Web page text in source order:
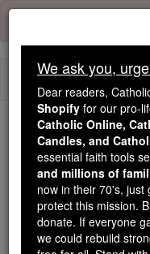
Skip
content
We ask you,
We ask you,
Dear readers,
Shopify for our pro-
Catholic Online,
Candles, and
essential faith tools
and millions of
now in their 70's, just
protect this mission.
donate. If everyone
we could rebuild